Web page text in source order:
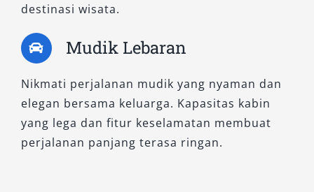
destinasi wisata.
Mudik Lebaran
Nikmati perjalanan mudik yang nyaman dan
elegan bersama keluarga. Kapasitas kabin
yang lega dan fitur keselamatan membuat
perjalanan panjang terasa ringan.